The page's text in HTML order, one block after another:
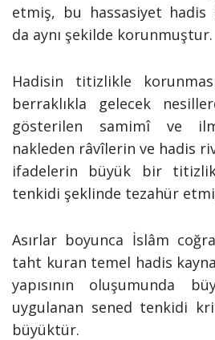
etmiş, bu hassasiyet hadis
da aynı şekilde korunmuştur.
Hadisin titizlikle
berraklıkla gelecek
gösterilen samimî ve
nakleden râvîlerin ve hadis
ifadelerin büyük bir
tenkidi şeklinde tezahür
Asırlar boyunca İslâm
taht kuran temel hadis
yapısının oluşumunda
uygulanan sened tenkidi
büyüktür.